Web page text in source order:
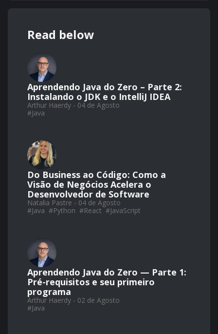
Read below
Aprendendo Java do Zero – Parte 2:
Instalando o JDK e o IntelliJ IDEA
Arthur Haerdy - 04 de Agosto
#Java
Do Business ao Código: Como a
Visão de Negócios Acelera o
Desenvolvedor de Software
Natalia Pastre - 04 de Agosto
#Java #Python #React #JavaScript
Aprendendo Java do Zero — Parte 1:
Pré-requisitos e seu primeiro
programa
Arthur Haerdy - 02 de Agosto
#Java